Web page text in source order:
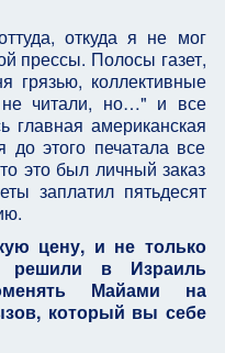
откуда я не мог
прессы. Полосы газет,
грязью, коллективные
читали, но…" и все
главная американская
до этого печатала все
это был личный заказ
заплатил пятьдесят
цену, и не только
в Израиль
Майами на
который вы себе